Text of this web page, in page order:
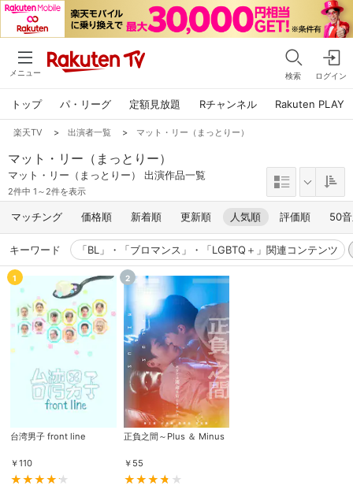
メニュー 検索 ログイン
トップ パ・リーグ 定額見放題 Rチャンネル Rakuten PLAY
楽天TV > 出演者一覧 > マット・リー（まっとりー）
マット・リー（まっとりー）
マット・リー（まっとりー） 出演作品一覧
2件中 1～2件を表示
マッチング 価格順 新着順 更新順 人気順 評価順 50
キーワード 「BL」・「ブロマンス」・「LGBTQ＋」関連コンテンツ
1
台湾男子 front line
￥110
2
正負之間～Plus ＆ Minus
￥ 55